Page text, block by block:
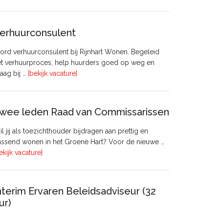
Onderhoud
Pyloon
Vastgoedmanagement
verhuurconsulent bij Rijnhart Wonen. Begeleid
verhuurproces, help huurders goed op weg en
bij …
[bekijk vacature]
leden Raad van Commissarissen
jij als toezichthouder bijdragen aan prettig en
wonen in het Groene Hart? Voor de nieuwe …
vacature]
Commissarissen
Ervaren Beleidsadviseur (32